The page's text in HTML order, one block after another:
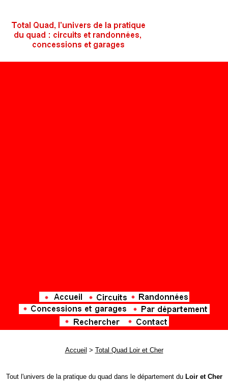
Accueil > Total Quad Loir et Cher
Tout l'univers de la pratique du quad dans le département du Loir et Cher